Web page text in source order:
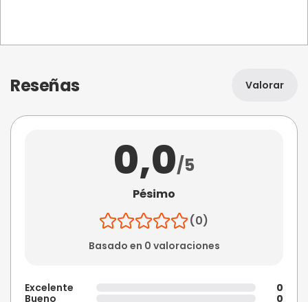
Reseñas Valorar
0,0/5
Pésimo
(0)
Basado en 0 valoraciones
Excelente
0
Bueno
0